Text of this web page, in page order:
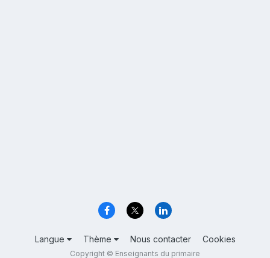
Langue Thème Nous contacter Cookies
Copyright © Enseignants du primaire